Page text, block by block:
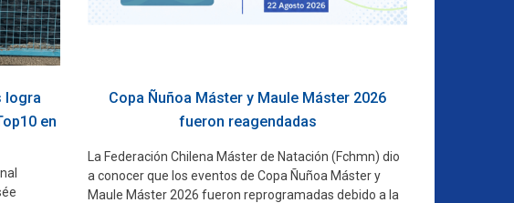
logra
en
Copa Ñuñoa Máster y Maule Máster 2026
fueron reagendadas
La Federación Chilena Máster de Natación (Fchmn) dio
a conocer que los eventos de Copa Ñuñoa Máster y
Maule Máster 2026 fueron reprogramadas debido a la